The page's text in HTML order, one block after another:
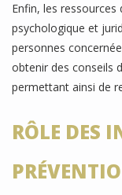
Enfin, les ressources
psychologique et
personnes
obtenir des conseils
permettant ainsi de
RÔLE DES